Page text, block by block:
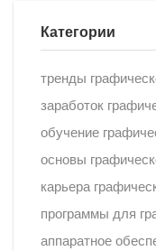
Категории
тренды
заработок
обучение
основы
карьера
программы для
аппаратное